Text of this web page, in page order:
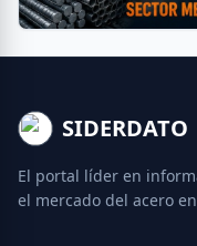
SIDERDATO
El portal líder en
el mercado del acero